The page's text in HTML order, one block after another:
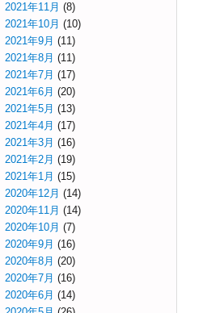
2021年11月 (8)
2021年10月 (10)
2021年9月 (11)
2021年8月 (11)
2021年7月 (17)
2021年6月 (20)
2021年5月 (13)
2021年4月 (17)
2021年3月 (16)
2021年2月 (19)
2021年1月 (15)
2020年12月 (14)
2020年11月 (14)
2020年10月 (7)
2020年9月 (16)
2020年8月 (20)
2020年7月 (16)
2020年6月 (14)